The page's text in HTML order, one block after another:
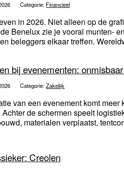
Categorie: Financieel
in 2026. Niet alleen op de
Benelux zie je vooral munten-
beleggers elkaar treffen.
bij evenementen:
Categorie:Zakelijk
van een evenement komt
Achter de schermen speelt
materialen verplaatst,
Creolen